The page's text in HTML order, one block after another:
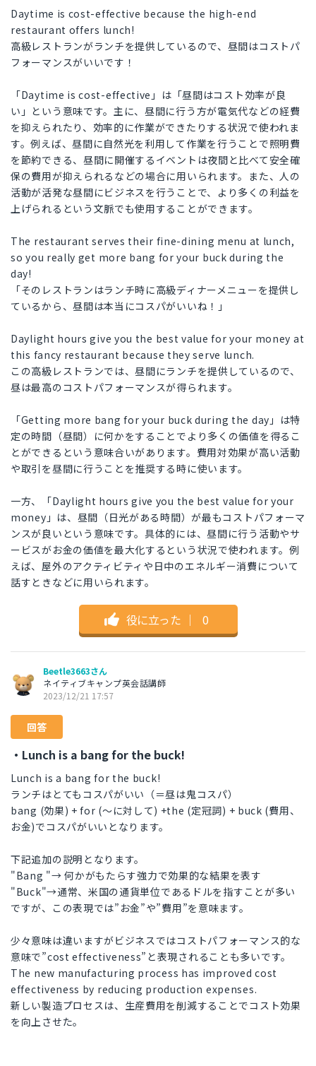
Daytime is cost-effective because the high-end
restaurant offers lunch!
高級レストランがランチを提供しているので、昼間はコストパ
フォーマンスがいいです！
「Daytime is cost-effective」は「昼間はコスト効率が良
い」という意味です。主に、昼間に行う方が電気代などの経費
を抑えられたり、効率的に作業ができたりする状況で使われま
す。例えば、昼間に自然光を利用して作業を行うことで照明費
を節約できる、昼間に開催するイベントは夜間と比べて安全確
保の費用が抑えられるなどの場合に用いられます。また、人の
活動が活発な昼間にビジネスを行うことで、より多くの利益を
上げられるという文脈でも使用することができます。
The restaurant serves their fine-dining menu at lunch,
so you really get more bang for your buck during the
day!
「そのレストランはランチ時に高級ディナーメニューを提供し
ているから、昼間は本当にコスパがいいね！」
Daylight hours give you the best value for your money at
this fancy restaurant because they serve lunch.
この高級レストランでは、昼間にランチを提供しているので、
昼は最高のコストパフォーマンスが得られます。
「Getting more bang for your buck during the day」は特
定の時間（昼間）に何かをすることでより多くの価値を得るこ
とができるという意味合いがあります。費用対効果が高い活動
や取引を昼間に行うことを推奨する時に使います。
一方、「Daylight hours give you the best value for your
money」は、昼間（日光がある時間）が最もコストパフォーマ
ンスが良いという意味です。具体的には、昼間に行う活動やサ
ービスがお金の価値を最大化するという状況で使われます。例
えば、屋外のアクティビティや日中のエネルギー消費について
話すときなどに用いられます。
役に立った ｜ 0
Beetle3663さん
ネイティブキャンプ英会話講師
2023/12/21 17:57
回答
・Lunch is a bang for the buck!
Lunch is a bang for the buck!
ランチはとてもコスパがいい（＝昼は鬼コスパ）
bang (効果) + for (～に対して) +the (定冠詞) + buck (費用、
お金)でコスパがいいとなります。
下記追加の説明となります。
"Bang "→ 何かがもたらす強力で効果的な結果を表す
"Buck"→通常、米国の通貨単位であるドルを指すことが多い
ですが、この表現では”お金”や”費用”を意味ます。
少々意味は違いますがビジネスではコストパフォーマンス的な
意味で”cost effectiveness”と表現されることも多いです。
The new manufacturing process has improved cost
effectiveness by reducing production expenses.
新しい製造プロセスは、生産費用を削減することでコスト効果
を向上させた。